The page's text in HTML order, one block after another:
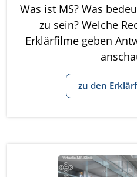
Was ist MS? Was
zu sein? Welche
Erklärfilme geben
zu den